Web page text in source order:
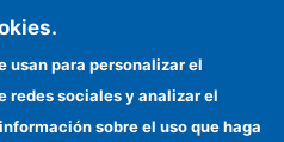
CSIC
institucional
proveedores
usan para personalizar el
redes sociales y analizar el
sobre el uso que haga